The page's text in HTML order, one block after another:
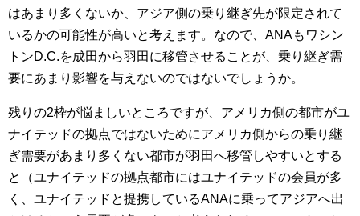
はあまり多くないか、アジア側の乗り継ぎ先が限定されて
いるかの可能性が高いと考えます。なので、ANAもワシン
トンD.C.を成田から羽田に移管させることが、乗り継ぎ需
要にあまり影響を与えないのではないでしょうか。
残りの2枠が悩ましいところですが、アメリカ側の都市がユ
ナイテッドの拠点ではないためにアメリカ側からの乗り継
ぎ需要があまり多くない都市が羽田へ移管しやすいとする
と（ユナイテッドの拠点都市にはユナイテッドの会員が多
く、ユナイテッドと提携しているANAに乗ってアジアへ出